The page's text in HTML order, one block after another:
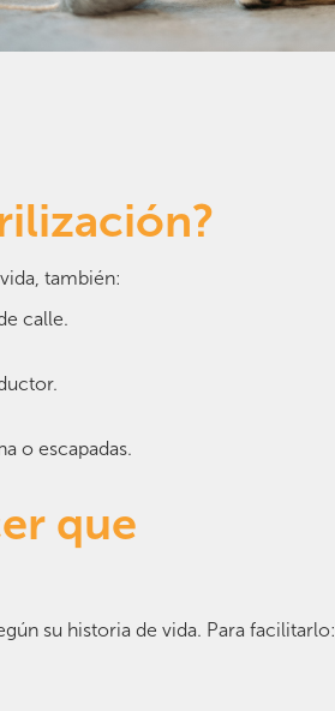
también:
calle.
o escapadas.
que
su historia de vida. Para facilitarlo: